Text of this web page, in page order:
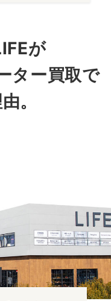
が
ター買取で
。